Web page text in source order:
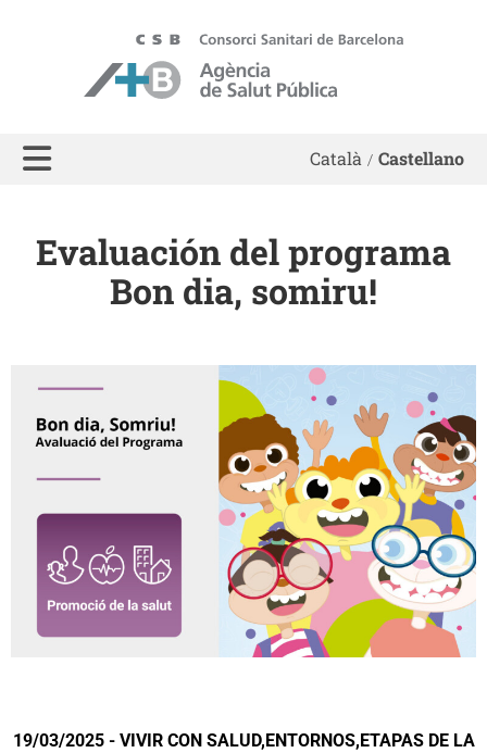
Català Castellano
Evaluación del programa
Bon dia, somiru!
19/03/2025 - VIVIR CON SALUD,ENTORNOS,ETAPAS DE LA